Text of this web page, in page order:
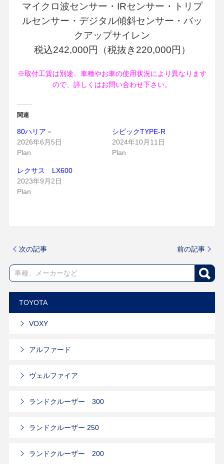
マイクロ波センサー・IRセンサー・トリプ
ルセンサー・デジタル傾斜センサー・バッ
クアップサイレン
税込242,000円（税抜き220,000円）
※取付工賃は別途、車種やお車の使用状況により異なります
ので、詳しくはお問い合わせ下さい。
関連
80ハリア－
2026年6月5日
Plan
シビックTYPE-R
2024年10月11日
Plan
レクサス LX600
2023年9月2日
Plan
次の記事 前の記事
TOYOTA
VOXY
アルファード
ヴェルファイア
ランドクルーザー 300
ランドクルーザー 250
ランドクルーザー 200